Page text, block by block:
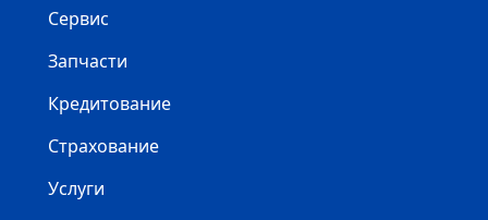
Сервис
Запчасти
Кредитование
Страхование
Услуги